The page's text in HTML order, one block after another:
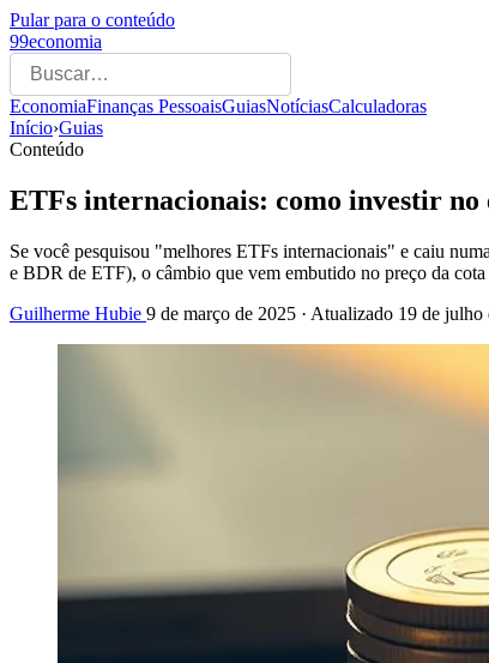
Pular para o conteúdo
99economia
EconomiaFinanças PessoaisGuiasNotíciasCalculadoras
Início›Guias
Conteúdo
ETFs internacionais: como investir
Se você pesquisou "melhores ETFs internacionais" e caiu
e BDR de ETF), o câmbio que vem embutido no preço da
Guilherme Hubie 9 de março de 2025 · Atualizado 19 de julho